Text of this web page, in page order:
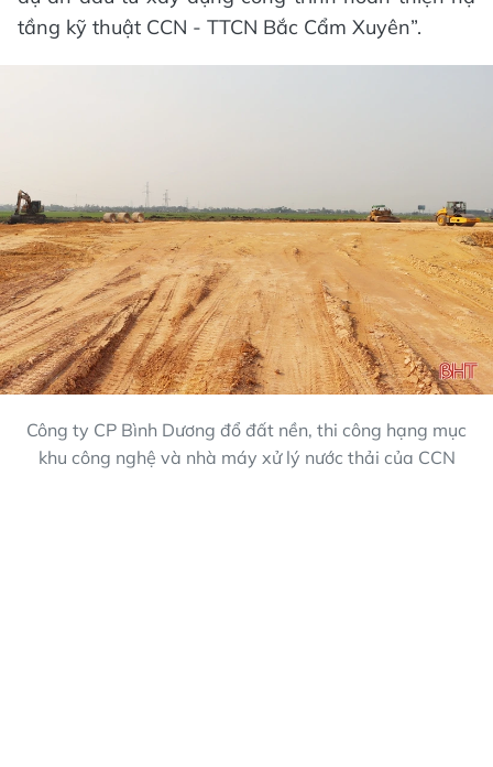
tầng kỹ thuật CCN - TTCN Bắc Cẩm Xuyên”.
Công ty CP Bình Dương đổ đất nền, thi công hạng mục
khu công nghệ và nhà máy xử lý nước thải của CCN